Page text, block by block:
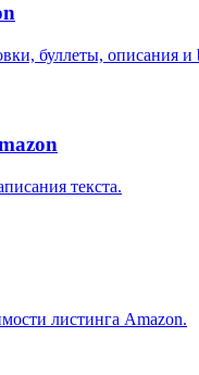
буллеты, описания
текста.
листинга Amazon.